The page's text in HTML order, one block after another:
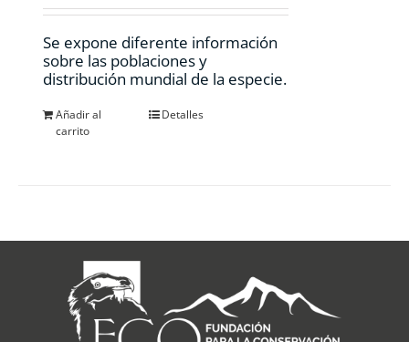
Se expone diferente información
sobre las poblaciones y
distribución mundial de la especie.
Añadir al
carrito
Detalles